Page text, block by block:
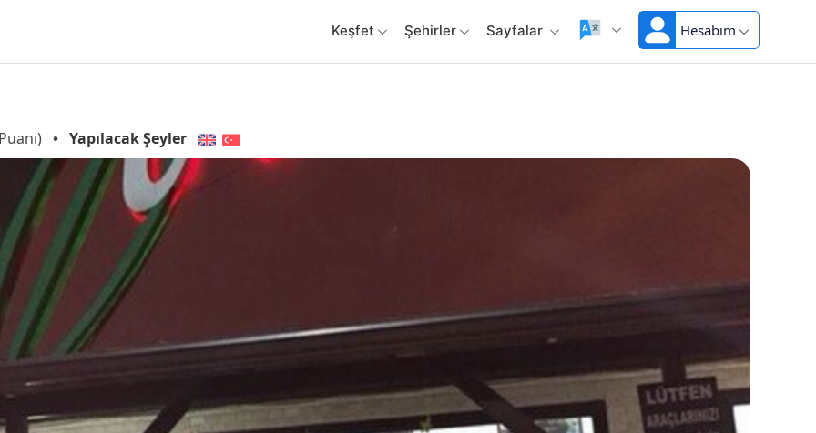
Keşfet Şehirler Sayfalar Hesabım
• Yapılacak Şeyler